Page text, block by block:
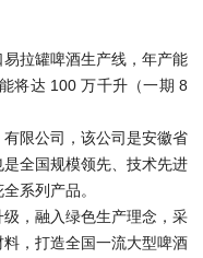
易拉罐啤酒生产线，年产能
将达 100 万千升（一期 8
限公司，该公司是安徽省
全国规模领先、技术先进
系列产品。
级，融入绿色生产理念，采
，打造全国一流大型啤酒